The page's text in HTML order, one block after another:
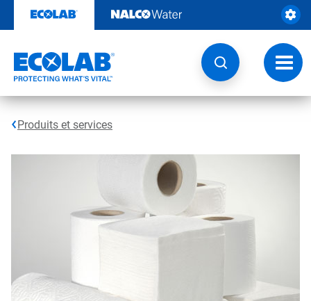
contenu​​​​​​​
à
Produits et services